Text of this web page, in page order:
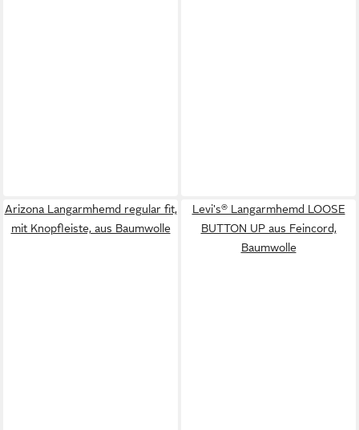
Arizona Langarmhemd regular fit,
mit Knopfleiste, aus Baumwolle
Levi's® Langarmhemd LOOSE
BUTTON UP aus Feincord,
Baumwolle